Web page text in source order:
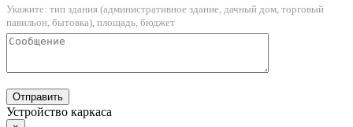
Укажите: тип здания (административное здание, дачный дом, торговый
павильон, бытовка), площадь, бюджет
Устройство каркаса